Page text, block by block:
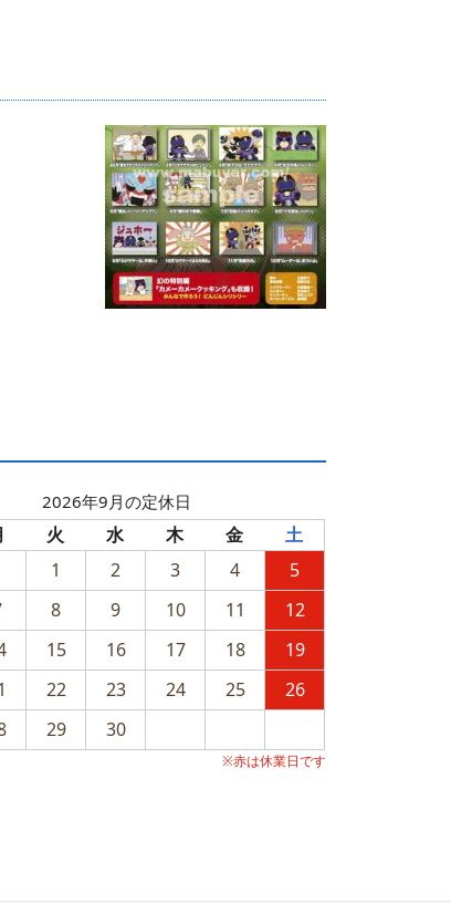
2026年9月の定休日
火 水 木 金
土
1
2 3 4
5
8 9 10 11
12
15 16 17 18
19
22 23 24 25
26
29 30
※赤は休業日です